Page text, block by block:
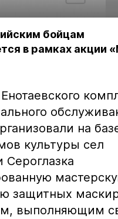
бойцам
в рамках акции
на
культуры сел
защитных
выполняющим